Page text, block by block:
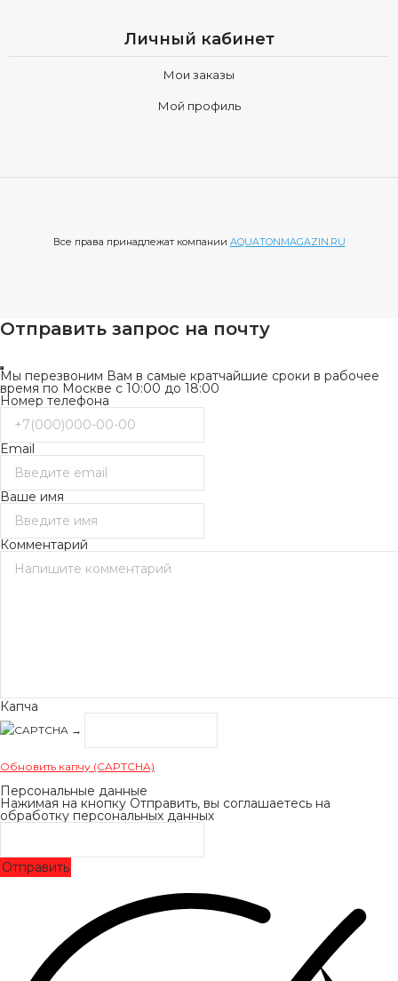
Личный кабинет
Мои заказы
Мой профиль
Все права принадлежат компании AQUATONMAGAZIN.RU
Отправить запрос на почту
Мы перезвоним Вам в самые кратчайшие сроки в рабочее
время по Москве с 10:00 до 18:00
Номер телефона
Email
Ваше имя
Комментарий
Капча
→
Обновить капчу (CAPTCHA)
Персональные данные
Нажимая на кнопку Отправить, вы соглашаетесь на
обработку персональных данных
Отправить